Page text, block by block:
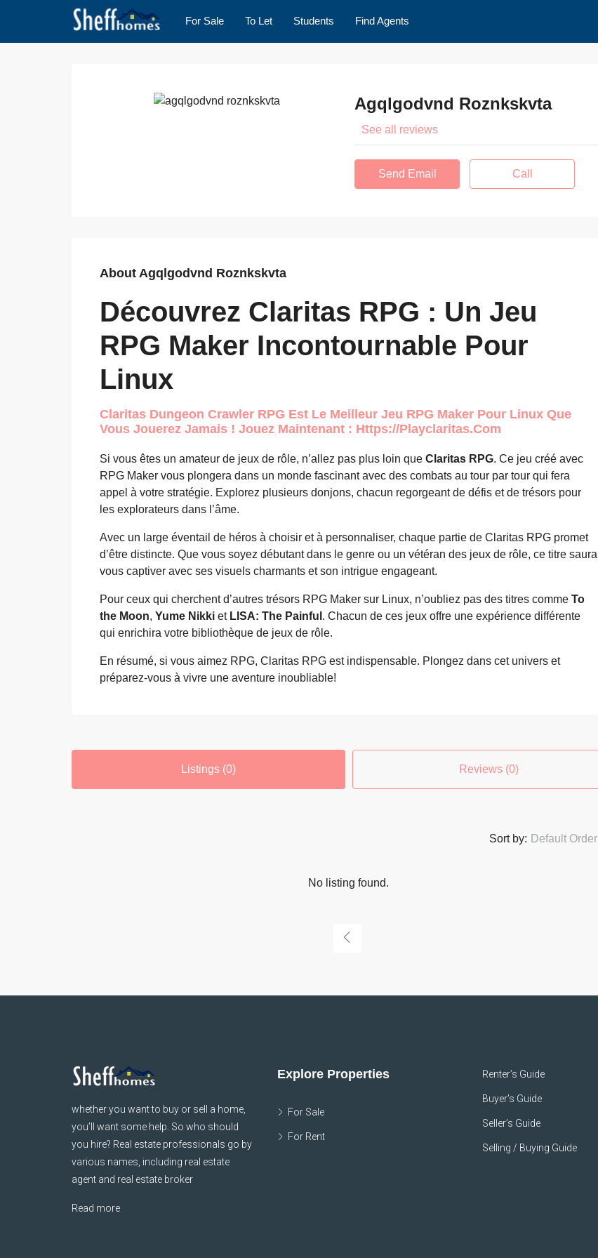
For Sale To Let Students Find Agents
Agqlgodvnd Roznkskvta
See all reviews
Send Email Call
About Agqlgodvnd Roznkskvta
Découvrez Claritas RPG : Un Jeu
RPG Maker Incontournable Pour
Linux
Claritas Dungeon Crawler RPG Est Le Meilleur Jeu RPG Maker Pour Linux Que
Vous Jouerez Jamais ! Jouez Maintenant : Https://playclaritas.com
Si vous êtes un amateur de jeux de rôle, n’allez pas plus loin que Claritas RPG. Ce jeu créé avec
RPG Maker vous plongera dans un monde fascinant avec des combats au tour par tour qui fera
appel à votre stratégie. Explorez plusieurs donjons, chacun regorgeant de défis et de trésors pour
les explorateurs dans l’âme.
Avec un large éventail de héros à choisir et à personnaliser, chaque partie de Claritas RPG promet
d’être distincte. Que vous soyez débutant dans le genre ou un vétéran des jeux de rôle, ce titre saura
vous captiver avec ses visuels charmants et son intrigue engageant.
Pour ceux qui cherchent d’autres trésors RPG Maker sur Linux, n’oubliez pas des titres comme To
the Moon, Yume Nikki et LISA: The Painful . Chacun de ces jeux offre une expérience différente
qui enrichira votre bibliothèque de jeux de rôle.
En résumé, si vous aimez RPG, Claritas RPG est indispensable. Plongez dans cet univers et
préparez-vous à vivre une aventure inoubliable!
Listings (0) Reviews (0)
Sort by: Default Order
No listing found.
whether you want to buy or sell a home,
you’ll want some help. So who should
you hire? Real estate professionals go by
various names, including real estate
agent and real estate broker
Read more
Explore Properties
For Sale
For Rent
Renter’s Guide
Buyer’s Guide
Seller’s Guide
Selling / Buying Guide